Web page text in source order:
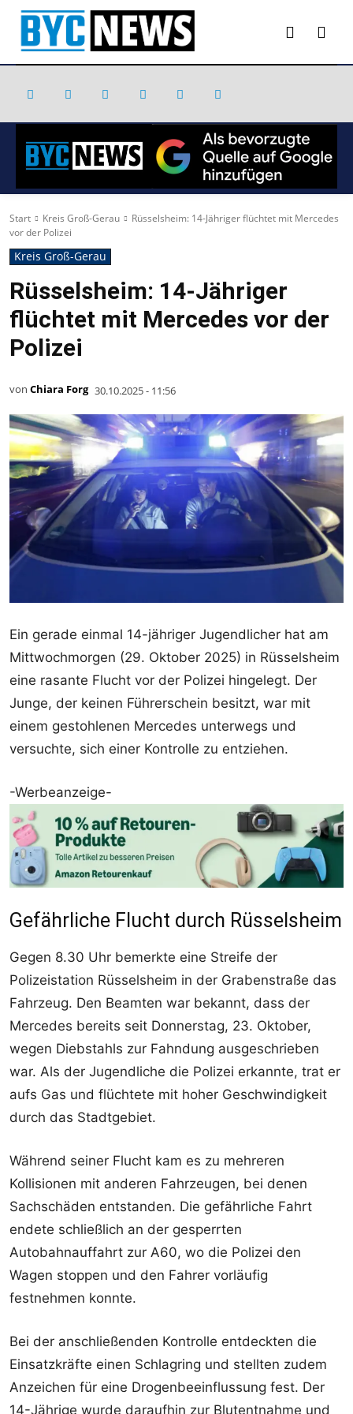
Start Kreis Groß-Gerau
Rüsselsheim: 14-Jähriger flüchtet mit Mercedes
vor der Polizei
Kreis Groß-Gerau
Rüsselsheim: 14-Jähriger
flüchtet mit Mercedes vor der
Polizei
von Chiara Forg 30.10.2025 - 11:56
Ein gerade einmal 14-jähriger Jugendlicher hat am
Mittwochmorgen (29. Oktober 2025) in Rüsselsheim
eine rasante Flucht vor der Polizei hingelegt. Der
Junge, der keinen Führerschein besitzt, war mit
einem gestohlenen Mercedes unterwegs und
versuchte, sich einer Kontrolle zu entziehen.
-Werbeanzeige-
Gefährliche Flucht durch Rüsselsheim
Gegen 8.30 Uhr bemerkte eine Streife der
Polizeistation Rüsselsheim in der Grabenstraße das
Fahrzeug. Den Beamten war bekannt, dass der
Mercedes bereits seit Donnerstag, 23. Oktober,
wegen Diebstahls zur Fahndung ausgeschrieben
war. Als der Jugendliche die Polizei erkannte, trat er
aufs Gas und flüchtete mit hoher Geschwindigkeit
durch das Stadtgebiet.
Während seiner Flucht kam es zu mehreren
Kollisionen mit anderen Fahrzeugen, bei denen
Sachschäden entstanden. Die gefährliche Fahrt
endete schließlich an der gesperrten
Autobahnauffahrt zur A60, wo die Polizei den
Wagen stoppen und den Fahrer vorläufig
festnehmen konnte.
Bei der anschließenden Kontrolle entdeckten die
Einsatzkräfte einen Schlagring und stellten zudem
Anzeichen für eine Drogenbeeinflussung fest. Der
14-Jährige wurde daraufhin zur Blutentnahme und